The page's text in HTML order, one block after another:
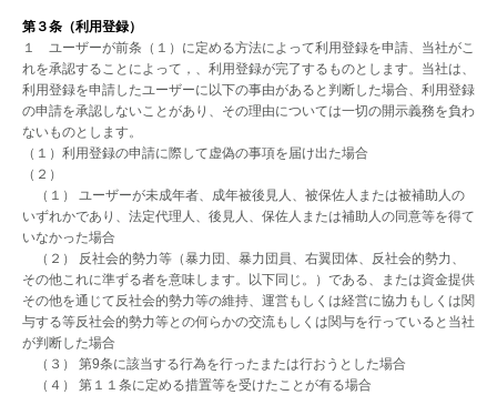
第３条（利用登録）
１ ユーザーが前条（１）に定める方法によって利用登録を申請、当社がこ
れを承認することによって，、利用登録が完了するものとします。当社は、
利用登録を申請したユーザーに以下の事由があると判断した場合、利用登録
の申請を承認しないことがあり、その理由については一切の開示義務を負わ
ないものとします。
（１）利用登録の申請に際して虚偽の事項を届け出た場合
（２）
（１） ユーザーが未成年者、成年被後見人、被保佐人または被補助人の
いずれかであり、法定代理人、後見人、保佐人または補助人の同意等を得て
いなかった場合
（２） 反社会的勢力等（暴力団、暴力団員、右翼団体、反社会的勢力、
その他これに準ずる者を意味します。以下同じ。）である、または資金提供
その他を通じて反社会的勢力等の維持、運営もしくは経営に協力もしくは関
与する等反社会的勢力等との何らかの交流もしくは関与を行っていると当社
が判断した場合
（３） 第9条に該当する行為を行ったまたは行おうとした場合
（４） 第１１条に定める措置等を受けたことが有る場合